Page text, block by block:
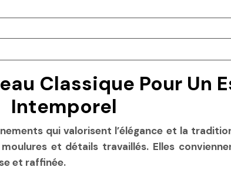
Classique Pour Un
Intemporel
qui valorisent l’élégance et la
et détails travaillés. Elles
et raffinée.